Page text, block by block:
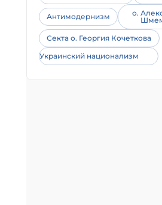
Антимодернизм
о.
Секта о. Георгия Кочеткова
Украинский национализм